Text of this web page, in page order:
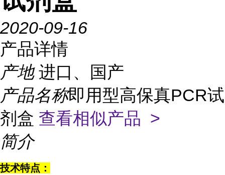
2020-09-16
产品详情
产地 进口、国产
产品名称即用型高保真PCR试
剂盒 查看相似产品 >
简介
技术特点：